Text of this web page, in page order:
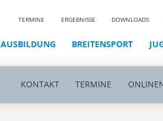
TERMINE ERGEBNISSE DOWNLOADS
AUSBILDUNG BREITENSPORT
KONTAKT TERMINE